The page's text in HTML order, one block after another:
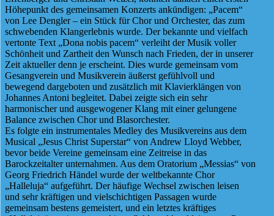
Höhepunkt des gemeinsamen Konzerts ankündigen: „Pacem“
von Lee Dengler – ein Stück für Chor und Orchester, das zum
schwebenden Klangerlebnis wurde. Der bekannte und vielfach
vertonte Text „Dona nobis pacem“ verleiht der Musik voller
Schönheit und Zartheit den Wunsch nach Frieden, der in unserer
Zeit aktueller denn je erscheint. Dies wurde gemeinsam vom
Gesangverein und Musikverein äußerst gefühlvoll und
bewegend dargeboten und zusätzlich mit Klavierklängen von
Johannes Antoni begleitet. Dabei zeigte sich ein sehr
harmonischer und ausgewogener Klang mit einer gelungene
Balance zwischen Chor und Blasorchester.
Es folgte ein instrumentales Medley des Musikvereins aus dem
Musical „Jesus Christ Superstar“ von Andrew Lloyd Webber,
bevor beide Vereine gemeinsam eine Zeitreise in das
Barockzeitalter unternahmen. Aus dem Oratorium „Messias“ von
Georg Friedrich Händel wurde der weltbekannte Chor
„Halleluja“ aufgeführt. Der häufige Wechsel zwischen leisen
und sehr kräftigen und vielschichtigen Passagen wurde
gemeinsam bestens gemeistert, und ein letztes kräftiges